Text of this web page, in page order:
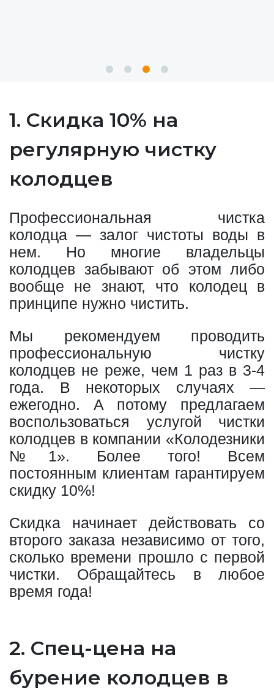
1. Скидка 10% на
регулярную чистку
колодцев
Профессиональная чистка
колодца — залог чистоты воды в
нем. Но многие владельцы
колодцев забывают об этом либо
вообще не знают, что колодец в
принципе нужно чистить.
Мы рекомендуем проводить
профессиональную чистку
колодцев не реже, чем 1 раз в 3-4
года. В некоторых случаях —
ежегодно. А потому предлагаем
воспользоваться услугой чистки
колодцев в компании «Колодезники
№1». Более того! Всем
постоянным клиентам гарантируем
скидку 10%!
Скидка начинает действовать со
второго заказа независимо от того,
сколько времени прошло с первой
чистки. Обращайтесь в любое
время года!
2. Спец-цена на
бурение колодцев в